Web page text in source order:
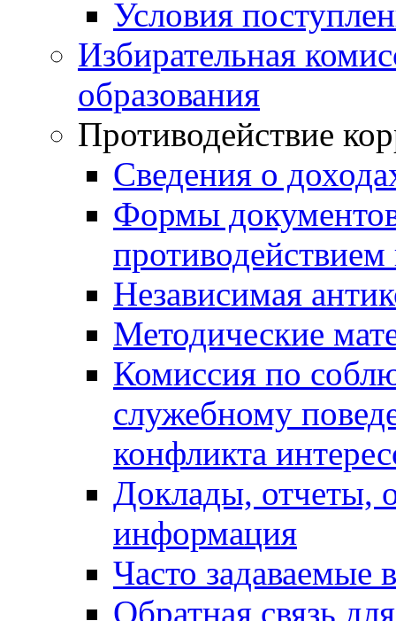
Условия
Избирательная
образования
Противодействие
Сведения о
Формы
Независимая
Методические
Комиссия по
служебному
конфликта
Доклады, отчеты,
информация
Часто задаваемые
Обратная связь